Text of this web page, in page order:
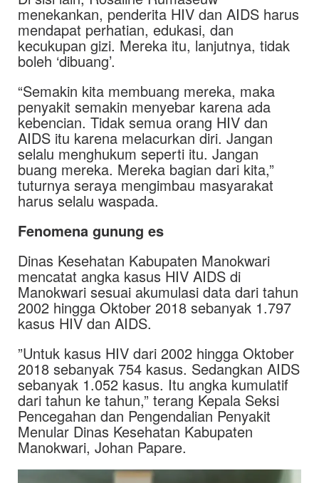
menekankan, penderita HIV dan AIDS harus
mendapat perhatian, edukasi, dan
kecukupan gizi. Mereka itu, lanjutnya, tidak
boleh ‘dibuang’.
“Semakin kita membuang mereka, maka
penyakit semakin menyebar karena ada
kebencian. Tidak semua orang HIV dan
AIDS itu karena melacurkan diri. Jangan
selalu menghukum seperti itu. Jangan
buang mereka. Mereka bagian dari kita,”
tuturnya seraya mengimbau masyarakat
harus selalu waspada.
Fenomena gunung es
Dinas Kesehatan Kabupaten Manokwari
mencatat angka kasus HIV AIDS di
Manokwari sesuai akumulasi data dari tahun
2002 hingga Oktober 2018 sebanyak 1.797
kasus HIV dan AIDS.
”Untuk kasus HIV dari 2002 hingga Oktober
2018 sebanyak 754 kasus. Sedangkan AIDS
sebanyak 1.052 kasus. Itu angka kumulatif
dari tahun ke tahun,” terang Kepala Seksi
Pencegahan dan Pengendalian Penyakit
Menular Dinas Kesehatan Kabupaten
Manokwari, Johan Papare.